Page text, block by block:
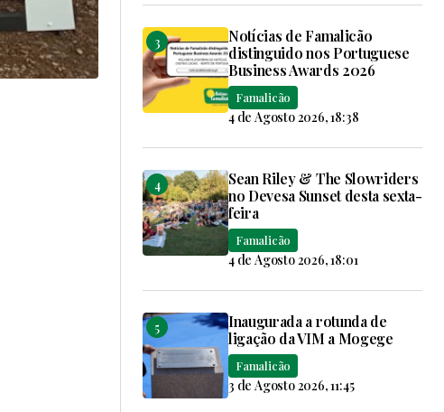
Notícias de Famalicão
distinguido nos Portuguese
Business Awards 2026
Famalicão
4 de Agosto 2026, 18:38
Sean Riley & The Slowriders
no Devesa Sunset desta sexta-
feira
Famalicão
4 de Agosto 2026, 18:01
Inaugurada a rotunda de
ligação da VIM a Mogege
Famalicão
3 de Agosto 2026, 11:45